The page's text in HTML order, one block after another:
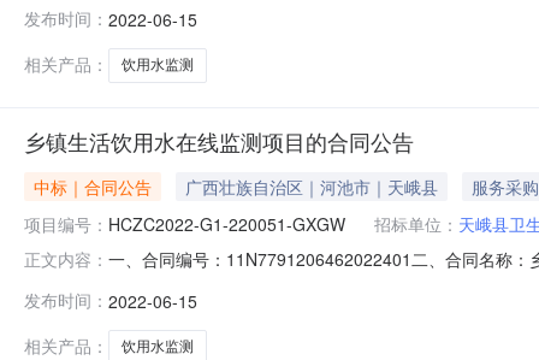
发布时间： 2022-06-15
相关产品：
饮用水监测
乡镇生活饮用水在线监测项目的合同公告
中标｜合同公告 广西壮族自治区｜河池市｜天峨县
服务采购
项目编号： HCZC2022-G1-220051-GXGW 招标单位： 天峨县卫
正文内容： 一、合同编号：11N7791206462022401二、合同名称
地址：江西省宜春市樟树市药都科技产业园医药区新望
发布时间： 2022-06-15
相关产品：
饮用水监测